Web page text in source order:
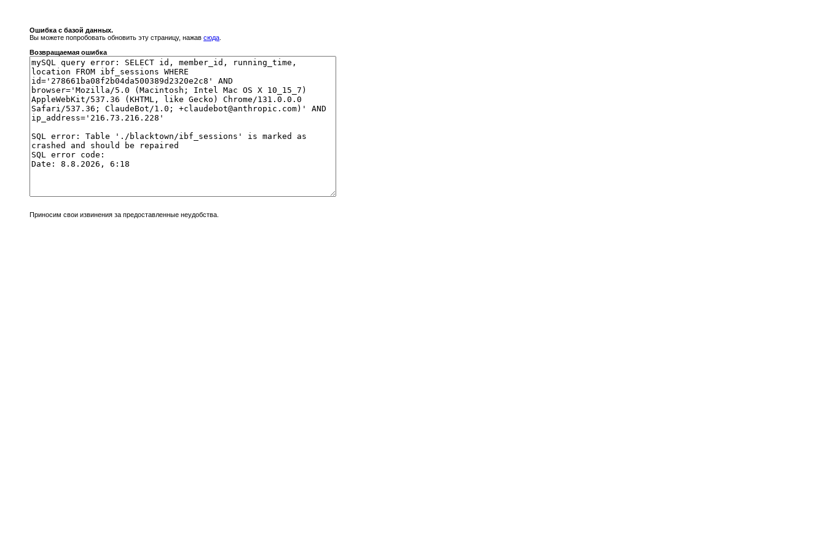
Ошибка с базой данных.
Вы можете попробовать обновить эту страницу, нажав сюда
Возвращаемая ошибка
Приносим свои извинения за предоставленные неудобства.